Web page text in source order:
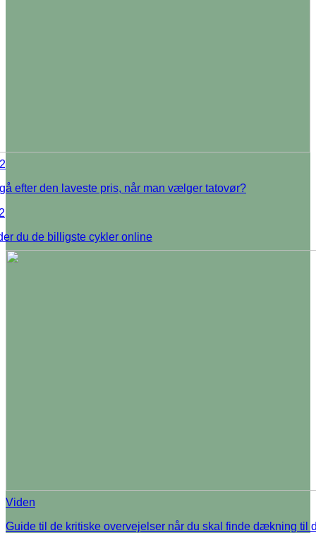
efter den laveste pris, når man vælger tatovør?
du de billigste cykler online
Viden
Guide til de kritiske overvejelser når du skal finde dækning til